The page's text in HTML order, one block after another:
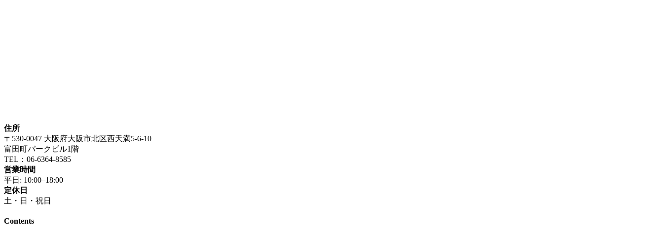
住所
〒530-0047 大阪府大阪市北区西天満5-6-10
富田町パークビル1階
TEL：06-6364-8585
営業時間
平日: 10:00–18:00
定休日
土・日・祝日
Contents